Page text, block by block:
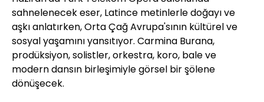
sahnelenecek eser, Latince metinlerle doğayı ve
aşkı anlatırken, Orta Çağ Avrupa'sının kültürel ve
sosyal yaşamını yansıtıyor. Carmina Burana,
prodüksiyon, solistler, orkestra, koro, bale ve
modern dansın birleşimiyle görsel bir şölene
dönüşecek.